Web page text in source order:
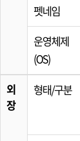
펫네임
운영체제
(OS)
외
장
형태/구분